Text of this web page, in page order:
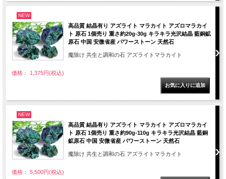
NEW
高品質 結晶有り アズライト マラカイト アズロマラカイ
ト 原石 1個売り 重さ約20g-30g キラキラ光沢結晶 藍銅鉱
原石 中国 安微省産 パワーストーン 天然石
魔除け 共生と調和の石 アズライトマラカイト
価格： 1,375円(税込)
NEW
高品質 結晶有り アズライト マラカイト アズロマラカイ
ト 原石 1個売り 重さ約90g-110g キラキラ光沢結晶 藍銅
鉱原石 中国 安微省産 パワーストーン 天然石
魔除け 共生と調和の石 アズライトマラカイト
価格： 5,500円(税込)